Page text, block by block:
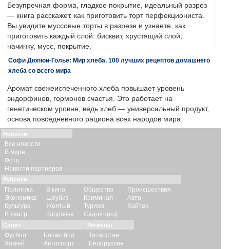
Безупречная форма, гладкое покрытие, идеальный разрез
— книга расскажет, как приготовить торт перфекциониста.
Вы увидите муссовые торты в разрезе и узнаете, как
приготовить каждый слой: бисквит, хрустящий слой,
начинку, мусс, покрытие.
Софи Дюпюи-Голье: Мир хлеба. 100 лучших рецептов домашнего
хлеба со всего мира
Аромат свежеиспеченного хлеба повышает уровень
эндорфинов, гормонов счастья. Это работает на
генетическом уровне, ведь хлеб — универсальный продукт,
основа повседневного рациона всех народов мира.
Новости
Все новости
В мире
Фото
Новости партнеров
Рубрики
Политика
Экономика
Культура
В театр
В кино
Шоубиз
Желтый
Здоровье
Общество
Криминал
Туризм
Сад-огород
Происшествия
Авто
Хайтек
Спорт
Футбол
Хоккей
Баскетбол
Автоспорт
Регионы
Татарстан
Белоруссия